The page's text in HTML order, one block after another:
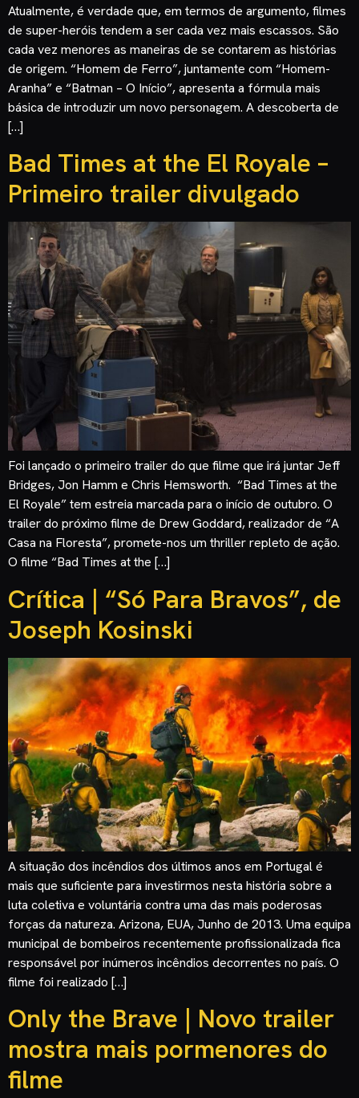
Atualmente, é verdade que, em termos de argumento, filmes
de super-heróis tendem a ser cada vez mais escassos. São
cada vez menores as maneiras de se contarem as histórias
de origem. “Homem de Ferro”, juntamente com “Homem-
Aranha” e “Batman – O Início”, apresenta a fórmula mais
básica de introduzir um novo personagem. A descoberta de
[…]
Bad Times at the El Royale –
Primeiro trailer divulgado
Foi lançado o primeiro trailer do que filme que irá juntar Jeff
Bridges, Jon Hamm e Chris Hemsworth. “Bad Times at the
El Royale” tem estreia marcada para o início de outubro. O
trailer do próximo filme de Drew Goddard, realizador de “A
Casa na Floresta”, promete-nos um thriller repleto de ação.
O filme “Bad Times at the […]
Crítica | “Só Para Bravos”, de
Joseph Kosinski
A situação dos incêndios dos últimos anos em Portugal é
mais que suficiente para investirmos nesta história sobre a
luta coletiva e voluntária contra uma das mais poderosas
forças da natureza. Arizona, EUA, Junho de 2013. Uma equipa
municipal de bombeiros recentemente profissionalizada fica
responsável por inúmeros incêndios decorrentes no país. O
filme foi realizado […]
Only the Brave | Novo trailer
mostra mais pormenores do
filme